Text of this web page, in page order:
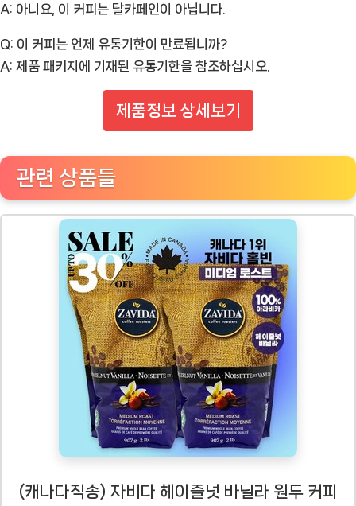
A: 아니요, 이 커피는 탈카페인이 아닙니다.
Q: 이 커피는 언제 유통기한이 만료됩니까?
A: 제품 패키지에 기재된 유통기한을 참조하십시오.
제품정보 상세보기
관련 상품들
(캐나다직송) 자비다 헤이즐넛 바닐라 원두 커피